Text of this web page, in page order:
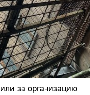
за организацию